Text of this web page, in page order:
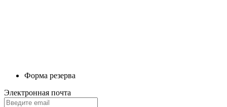
Форма резерва
Электронная почта